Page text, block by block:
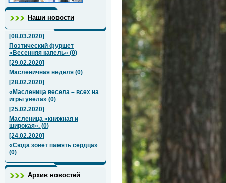
Наши новости
[08.03.2020]
Поэтический фуршет
«Весенняя капель» (0)
[29.02.2020]
Масленичная неделя (0)
[28.02.2020]
«Масленица весела – всех на
игры увела» (0)
[25.02.2020]
Масленица «книжная и
широкая». (0)
[24.02.2020]
«Сюда зовёт память сердца»
(0)
Архив новостей